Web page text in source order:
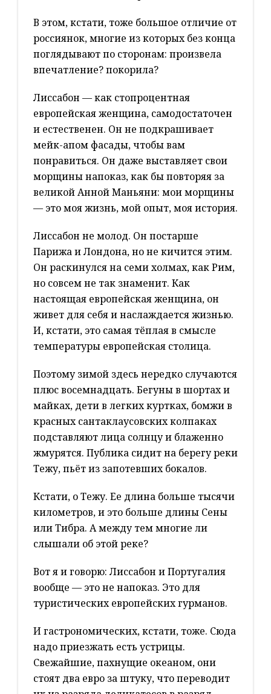
В этом, кстати, тоже большое отличие от
россиянок, многие из которых без конца
поглядывают по сторонам: произвела
впечатление? покорила?
Лиссабон — как стопроцентная
европейская женщина, самодостаточен
и естественен. Он не подкрашивает
мейк-апом фасады, чтобы вам
понравиться. Он даже выставляет свои
морщины напоказ, как бы повторяя за
великой Анной Маньяни: мои морщины
— это моя жизнь, мой опыт, моя история.
Лиссабон не молод. Он постарше
Парижа и Лондона, но не кичится этим.
Он раскинулся на семи холмах, как Рим,
но совсем не так знаменит. Как
настоящая европейская женщина, он
живет для себя и наслаждается жизнью.
И, кстати, это самая тёплая в смысле
температуры европейская столица.
Поэтому зимой здесь нередко случаются
плюс восемнадцать. Бегуны в шортах и
майках, дети в легких куртках, бомжи в
красных сантаклаусовских колпаках
подставляют лица солнцу и блаженно
жмурятся. Публика сидит на берегу реки
Тежу, пьёт из запотевших бокалов.
Кстати, о Тежу. Ее длина больше тысячи
километров, и это больше длины Сены
или Тибра. А между тем многие ли
слышали об этой реке?
Вот я и говорю: Лиссабон и Португалия
вообще — это не напоказ. Это для
туристических европейских гурманов.
И гастрономических, кстати, тоже. Сюда
надо приезжать есть устрицы.
Свежайшие, пахнущие океаном, они
стоят два евро за штуку, что переводит